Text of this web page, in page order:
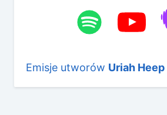
Emisje utworów Uriah Heep